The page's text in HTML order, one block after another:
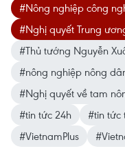
#Nông nghiệp công
#Nghị quyết Trung
#Thủ tướng Nguyễn
#nông nghiệp nông
#Nghị quyết về tam
#tin tức 24h
#tin tức
#VietnamPlus